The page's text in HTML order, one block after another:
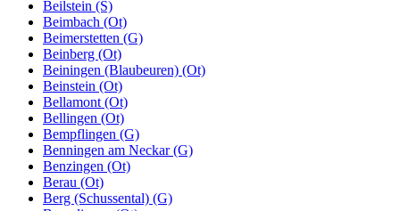
Beilstein (S)
Beimbach (Ot)
Beimerstetten (G)
Beinberg (Ot)
Beiningen (Blaubeuren) (Ot)
Beinstein (Ot)
Bellamont (Ot)
Bellingen (Ot)
Bempflingen (G)
Benningen am Neckar (G)
Benzingen (Ot)
Berau (Ot)
Berg (Schussental) (G)